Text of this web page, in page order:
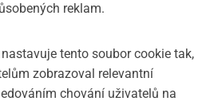
reklam.
tento soubor cookie tak,
zobrazoval relevantní
chování uživatelů na